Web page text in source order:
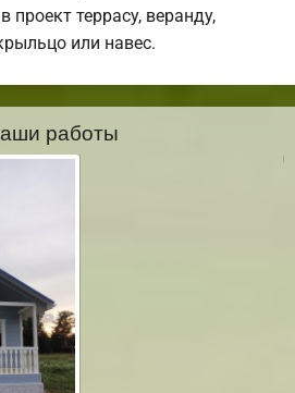
террасу, веранду,
или навес.
работы